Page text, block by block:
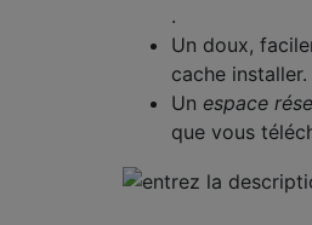
.
Un doux,
cache installer.
Un espace
que vous